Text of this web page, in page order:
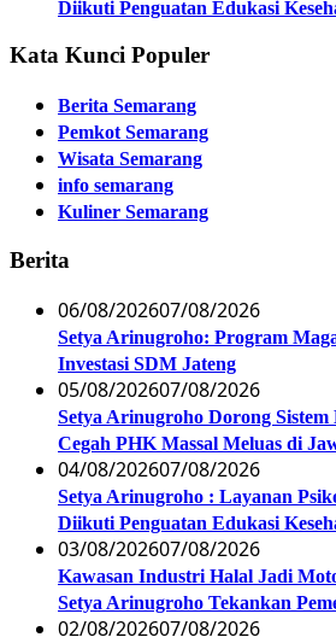
Diikuti Penguatan Edukasi
Kata Kunci Populer
Berita Semarang
Pemkot Semarang
Wisata Semarang
info semarang
Kuliner Semarang
Berita
06/08/202607/08/2026
Setya Arinugroho: Program
Investasi SDM Jateng
05/08/202607/08/2026
Setya Arinugroho Dorong
Cegah PHK Massal Meluas di
04/08/202607/08/2026
Setya Arinugroho : Layanan
Diikuti Penguatan Edukasi
03/08/202607/08/2026
Kawasan Industri Halal Jadi
Setya Arinugroho Tekankan
02/08/202607/08/2026